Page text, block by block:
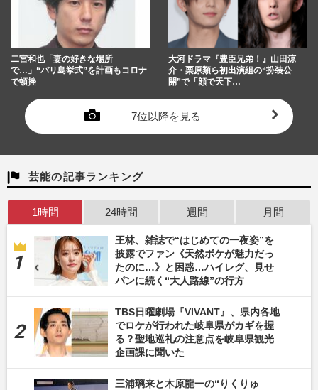
二宮和也「妻の好きな場所
で…」“バリ島挙式”を計画もコロナ
で頓挫
大河ドラマ『豊臣兄弟！』山田涼
介・栗原類ら初出演組の“扮装公
開”で「顔で天下…
7位以降を見る
芸能の記事ランキング
1時間 24時間 週間 月間
王林、雑誌で“はじめての一夜姿”を
披露でファン《天然ボケが魅力だっ
たのに…》と困惑…ハイレグ、見せ
パンに続く“大人路線”の行方
TBS日曜劇場『VIVANT』、県内各地
でロケが行われた岐阜県がカギを握
る？聖地巡礼の注意点を岐阜県観光
企画課に聞いた
三浦璃来と木原龍一の“りくりゅ